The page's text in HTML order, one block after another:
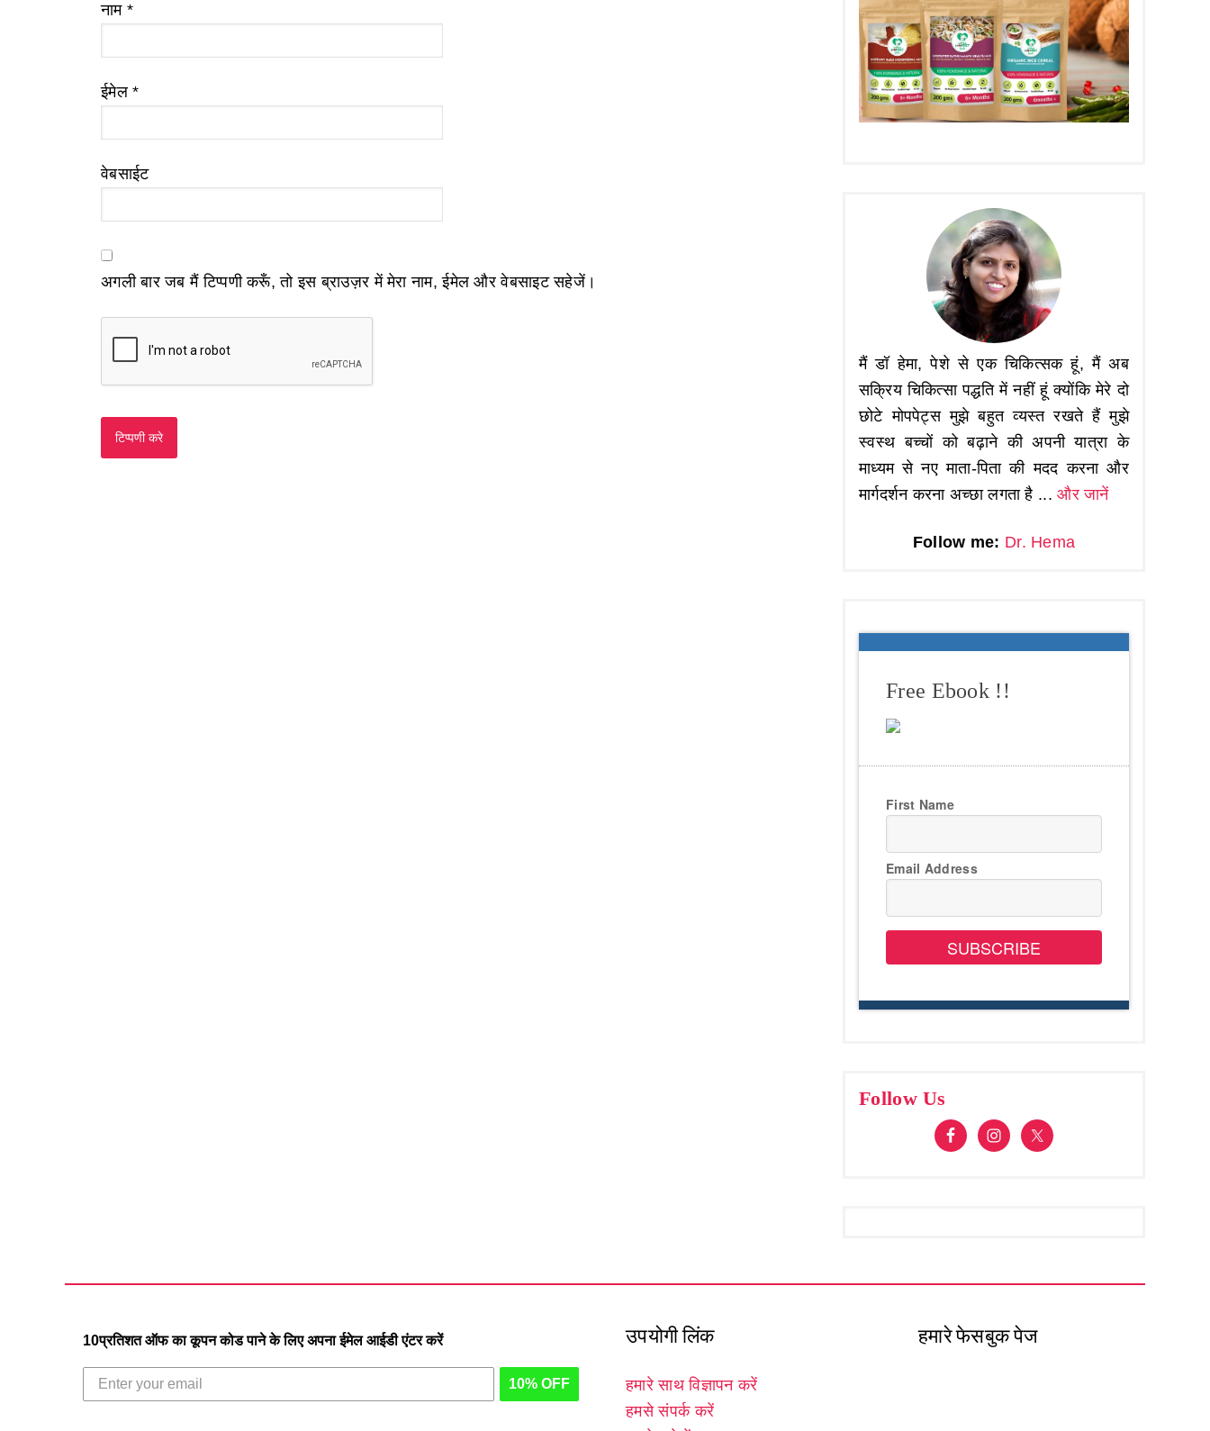
नाम *
ईमेल*
वेबसाईट
अगली बार जब मैं टिप्पणी करूँ, तो इस ब्राउज़र में मेरा नाम, ईमेल और वेबसाइट सहेजें।
मैं डॉ हेमा, पेशे से एक चिकित्सक हूं, मैं अब
सक्रिय चिकित्सा पद्धति में नहीं हूं क्योंकि मेरे दो
छोटे मोपपेट्स मुझे बहुत व्यस्त रखते हैं मुझे
स्वस्थ बच्चों को बढ़ाने की अपनी यात्रा के
माध्यम से नए माता-पिता की मदद करना और
मार्गदर्शन करना अच्छा लगता है ...और जानें
Follow me: Dr. Hema
Free Ebook !!
First Name
Email Address
SUBSCRIBE
Follow Us
10प्रतिशत ऑफ का कूपन कोड पाने के लिए अपना ईमेल आईडी एंटर करें
10% OFF
उपयोगी लिंक
हमारे साथ विज्ञापन करें
हमसे संपर्क करें
हमारे फेसबुक पेज